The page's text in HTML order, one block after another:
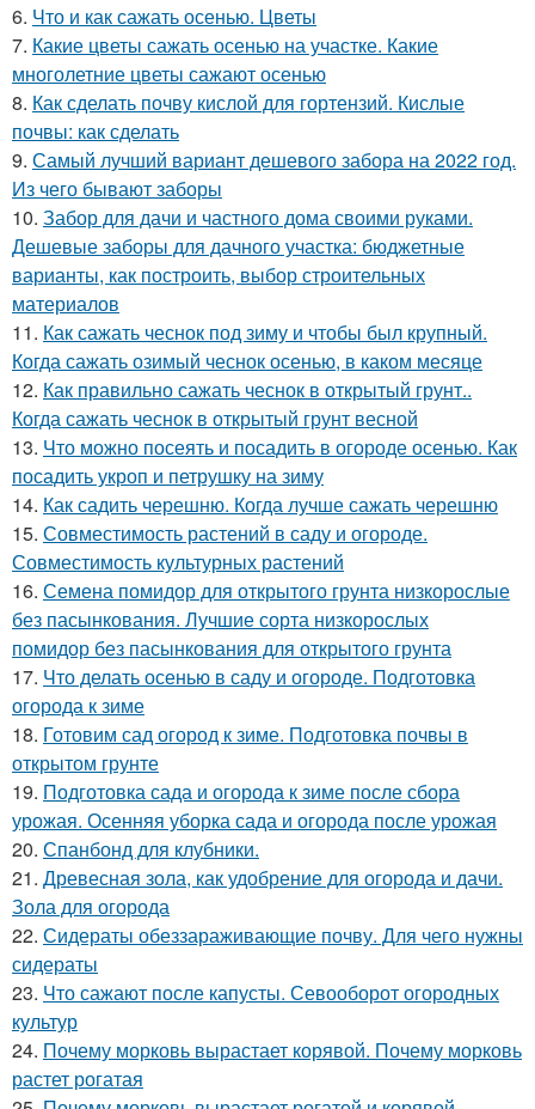
6. Что и как сажать осенью. Цветы
7. Какие цветы сажать осенью на участке. Какие
многолетние цветы сажают осенью
8. Как сделать почву кислой для гортензий. Кислые
почвы: как сделать
9. Самый лучший вариант дешевого забора на 2022 год.
Из чего бывают заборы
10. Забор для дачи и частного дома своими руками.
Дешевые заборы для дачного участка: бюджетные
варианты, как построить, выбор строительных
материалов
11. Как сажать чеснок под зиму и чтобы был крупный.
Когда сажать озимый чеснок осенью, в каком месяце
12. Как правильно сажать чеснок в открытый грунт..
Когда сажать чеснок в открытый грунт весной
13. Что можно посеять и посадить в огороде осенью. Как
посадить укроп и петрушку на зиму
14. Как садить черешню. Когда лучше сажать черешню
15. Совместимость растений в саду и огороде.
Совместимость культурных растений
16. Семена помидор для открытого грунта низкорослые
без пасынкования. Лучшие сорта низкорослых
помидор без пасынкования для открытого грунта
17. Что делать осенью в саду и огороде. Подготовка
огорода к зиме
18. Готовим сад огород к зиме. Подготовка почвы в
открытом грунте
19. Подготовка сада и огорода к зиме после сбора
урожая. Осенняя уборка сада и огорода после урожая
20. Спанбонд для клубники.
21. Древесная зола, как удобрение для огорода и дачи.
Зола для огорода
22. Сидераты обеззараживающие почву. Для чего нужны
сидераты
23. Что сажают после капусты. Севооборот огородных
культур
24. Почему морковь вырастает корявой. Почему морковь
растет рогатая